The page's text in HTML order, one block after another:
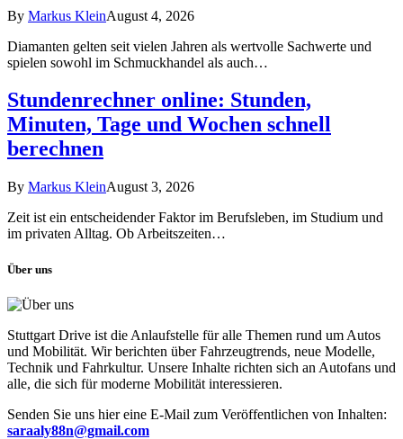
By Markus KleinAugust 4, 2026
Diamanten gelten seit vielen Jahren als wertvolle Sachwerte und
spielen sowohl im Schmuckhandel als auch…
Stundenrechner online: Stunden,
Minuten, Tage und Wochen schnell
berechnen
By Markus KleinAugust 3, 2026
Zeit ist ein entscheidender Faktor im Berufsleben, im Studium und
im privaten Alltag. Ob Arbeitszeiten…
Über uns
Stuttgart Drive ist die Anlaufstelle für alle Themen rund um Autos
und Mobilität. Wir berichten über Fahrzeugtrends, neue Modelle,
Technik und Fahrkultur. Unsere Inhalte richten sich an Autofans und
alle, die sich für moderne Mobilität interessieren.
Senden Sie uns hier eine E-Mail zum Veröffentlichen von Inhalten:
saraaly88n@gmail.com